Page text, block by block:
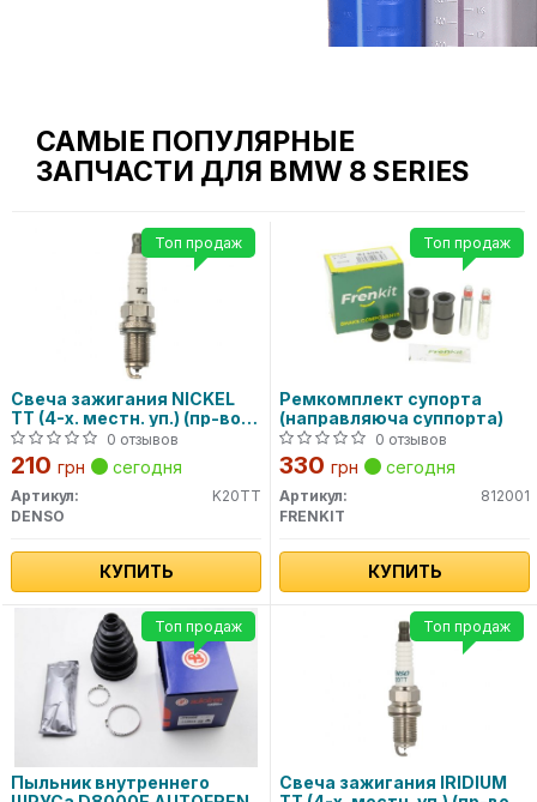
САМЫЕ ПОПУЛЯРНЫЕ
ЗАПЧАСТИ ДЛЯ BMW 8 SERIES
Свеча зажигания NICKEL
TT (4-х. местн. уп.) (пр-во
DENSO)
0 отзывов
210 грн сегодня
Артикул:
K20TT
DENSO
КУПИТЬ
Топ продаж
Ремкомплект супорта
(направляюча суппорта)
0 отзывов
330 грн сегодня
Артикул:
812001
FRENKIT
КУПИТЬ
Топ продаж
Пыльник внутреннего
Топ продаж
Свеча зажигания IRIDIUM
Топ продаж